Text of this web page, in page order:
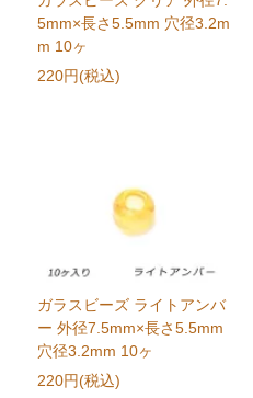
5mm×長さ5.5mm 穴径3.2m
m 10ヶ
220円(税込)
ガラスビーズ ライトアンバ
ー 外径7.5mm×長さ5.5mm
穴径3.2mm 10ヶ
220円(税込)